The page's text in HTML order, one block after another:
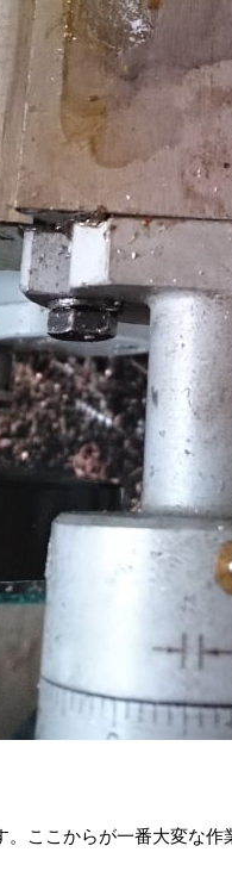
ここからが一番大変な作